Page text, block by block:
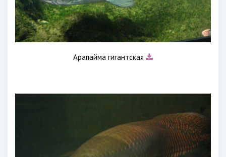
Арапайма гигантская